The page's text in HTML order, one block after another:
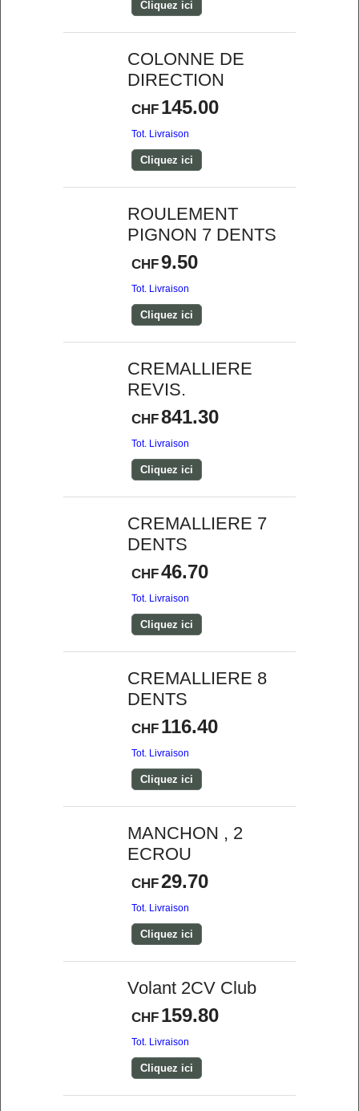
Cliquez ici
COLONNE DE
DIRECTION
CHF 145.00
Tot. Livraison
Cliquez ici
ROULEMENT
PIGNON 7 DENTS
CHF9.50
Tot. Livraison
Cliquez ici
CREMALLIERE
REVIS.
CHF841.30
Tot. Livraison
Cliquez ici
CREMALLIERE 7
DENTS
CHF46.70
Tot. Livraison
Cliquez ici
CREMALLIERE 8
DENTS
CHF 116.40
Tot. Livraison
Cliquez ici
MANCHON , 2
ECROU
CHF29.70
Tot. Livraison
Cliquez ici
Volant 2CV Club
CHF 159.80
Tot. Livraison
Cliquez ici